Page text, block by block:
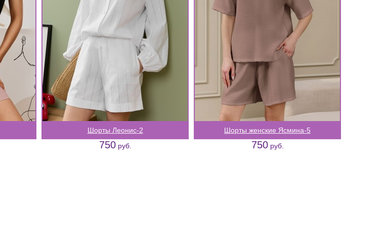
Шорты Леонис-2
750руб.
Шорты женские Ясмина-5
750руб.